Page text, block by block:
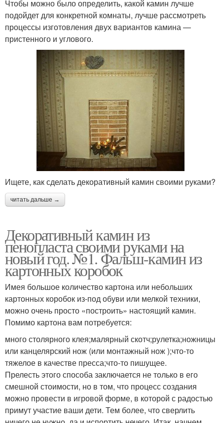
Чтобы можно было определить, какой камин лучше
подойдет для конкретной комнаты, лучше рассмотреть
процессы изготовления двух вариантов камина —
пристенного и углового.
Ищете, как сделать декоративный камин своими руками?
читать дальше →
Декоративный камин из
пенопласта своими руками на
новый год. №1. Фальш-камин из
картонных коробок
Имея большое количество картона или небольших
картонных коробок из-под обуви или мелкой техники,
можно очень просто «построить» настоящий камин.
Помимо картона вам потребуется:
много столярного клея;малярный скотч;рулетка;ножницы
или канцелярский нож (или монтажный нож );что-то
тяжелое в качестве пресса;что-то пишущее.
Прелесть этого способа заключается не только в его
смешной стоимости, но в том, что процесс создания
можно провести в игровой форме, в которой с радостью
примут участие ваши дети. Тем более, что сверлить